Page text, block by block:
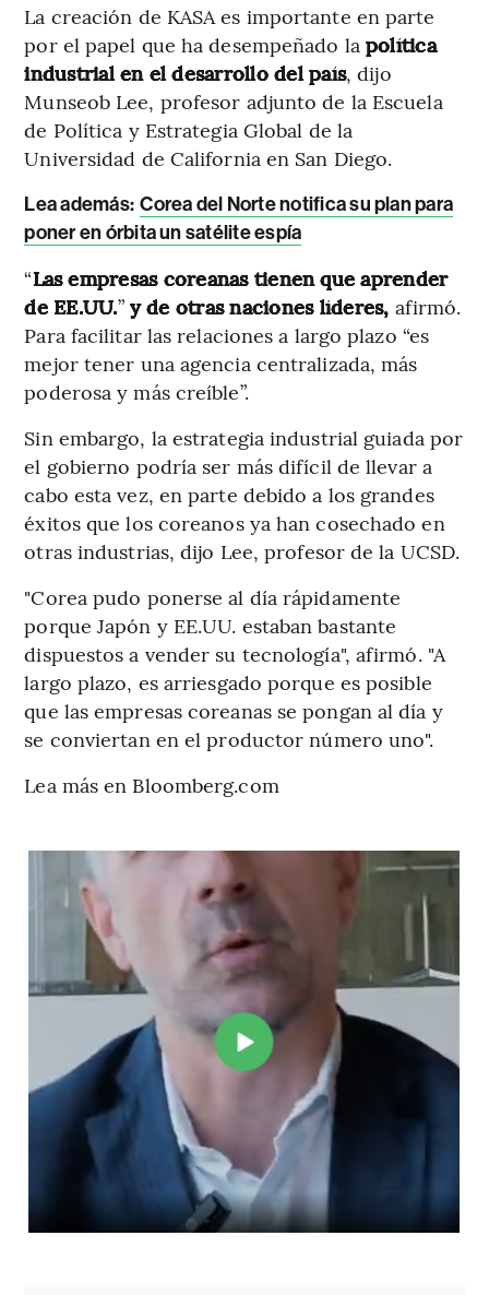
La creación de KASA es importante en parte
por el papel que ha desempeñado la política
industrial en el desarrollo del país, dijo
Munseob Lee, profesor adjunto de la Escuela
de Política y Estrategia Global de la
Universidad de California en San Diego.
Lea además: Corea del Norte notifica su plan para
poner en órbita un satélite espía
“Las empresas coreanas tienen que aprender
de EE.UU.” y de otras naciones líderes, afirmó.
Para facilitar las relaciones a largo plazo “es
mejor tener una agencia centralizada, más
poderosa y más creíble”.
Sin embargo, la estrategia industrial guiada por
el gobierno podría ser más difícil de llevar a
cabo esta vez, en parte debido a los grandes
éxitos que los coreanos ya han cosechado en
otras industrias, dijo Lee, profesor de la UCSD.
"Corea pudo ponerse al día rápidamente
porque Japón y EE.UU. estaban bastante
dispuestos a vender su tecnología", afirmó. "A
largo plazo, es arriesgado porque es posible
que las empresas coreanas se pongan al día y
se conviertan en el productor número uno".
Lea más en Bloomberg.com